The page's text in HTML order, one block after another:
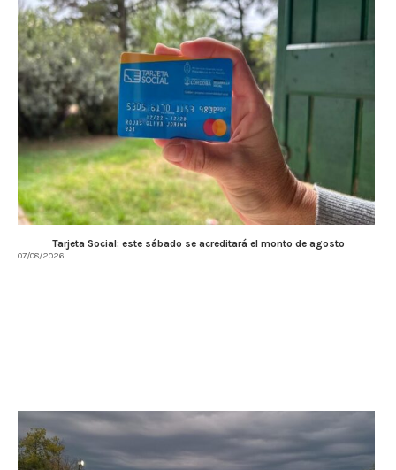
Tarjeta Social: este sábado se acreditará el monto de agosto
07/08/2026